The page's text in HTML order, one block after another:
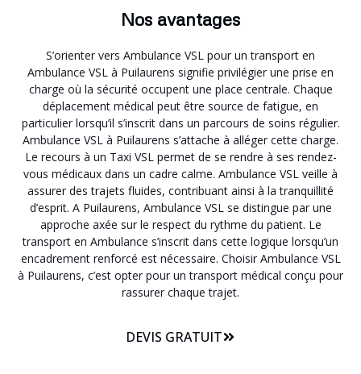
Nos avantages
S’orienter vers Ambulance VSL pour un transport en
Ambulance VSL à Puilaurens signifie privilégier une prise en
charge où la sécurité occupent une place centrale. Chaque
déplacement médical peut être source de fatigue, en
particulier lorsqu’il s’inscrit dans un parcours de soins régulier.
Ambulance VSL à Puilaurens s’attache à alléger cette charge.
Le recours à un Taxi VSL permet de se rendre à ses rendez-
vous médicaux dans un cadre calme. Ambulance VSL veille à
assurer des trajets fluides, contribuant ainsi à la tranquillité
d’esprit. A Puilaurens, Ambulance VSL se distingue par une
approche axée sur le respect du rythme du patient. Le
transport en Ambulance s’inscrit dans cette logique lorsqu’un
encadrement renforcé est nécessaire. Choisir Ambulance VSL
à Puilaurens, c’est opter pour un transport médical conçu pour
rassurer chaque trajet.
DEVIS GRATUIT